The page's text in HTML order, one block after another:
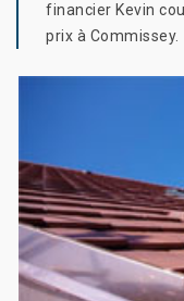
financier Kevin
prix à Commissey.